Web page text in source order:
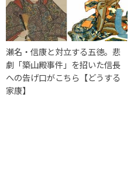
瀬名・信康と対立する五徳。悲
劇「築山殿事件」を招いた信長
への告げ口がこちら【どうする
家康】